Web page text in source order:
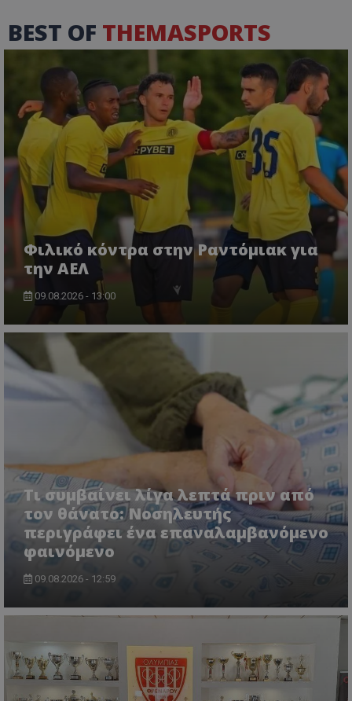
BEST OF THEMASPORTS
Φιλικό κόντρα στην Ραντόμιακ για
την ΑΕΛ
09.08.2026 - 13:00
Τι συμβαίνει λίγα λεπτά πριν από
τον θάνατο: Νοσηλευτής
περιγράφει ένα επαναλαμβανόμενο
φαινόμενο
09.08.2026 - 12:59